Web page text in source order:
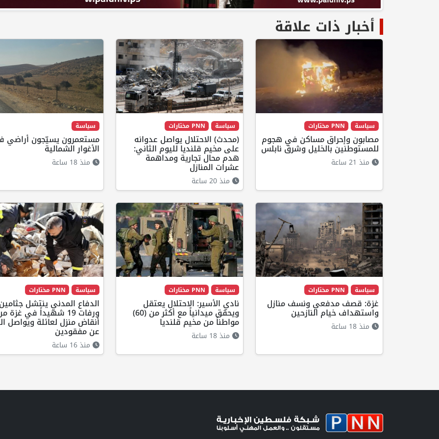
أخبار ذات علاقة
سياسة PNN مختارات
مصابون وإحراق مساكن في هجوم
للمستوطنين بالخليل وشرق نابلس
منذ 21 ساعة
سياسة PNN مختارات
(محدث) الاحتلال يواصل عدوانه
على مخيم قلنديا لليوم الثاني:
هدم محال تجارية ومداهمة
عشرات المنازل
منذ 20 ساعة
سياسة
مستعمرون يسيّجون أراضي
الأغوار الشمالية
منذ 18 ساعة
سياسة PNN مختارات
غزة: قصف مدفعي ونسف منازل
واستهداف خيام النازحين
منذ 18 ساعة
سياسة PNN مختارات
نادي الأسير: الاحتلال يعتقل
ويحقق ميدانياً مع أكثر من (60)
مواطناً من مخيم قلنديا
منذ 18 ساعة
سياسة PNN مختارات
الدفاع المدني ينتشل
ورفات 19 شهيداً في
أنقاض منزل لعائلة ويواصل
عن مفقودين
منذ 16 ساعة